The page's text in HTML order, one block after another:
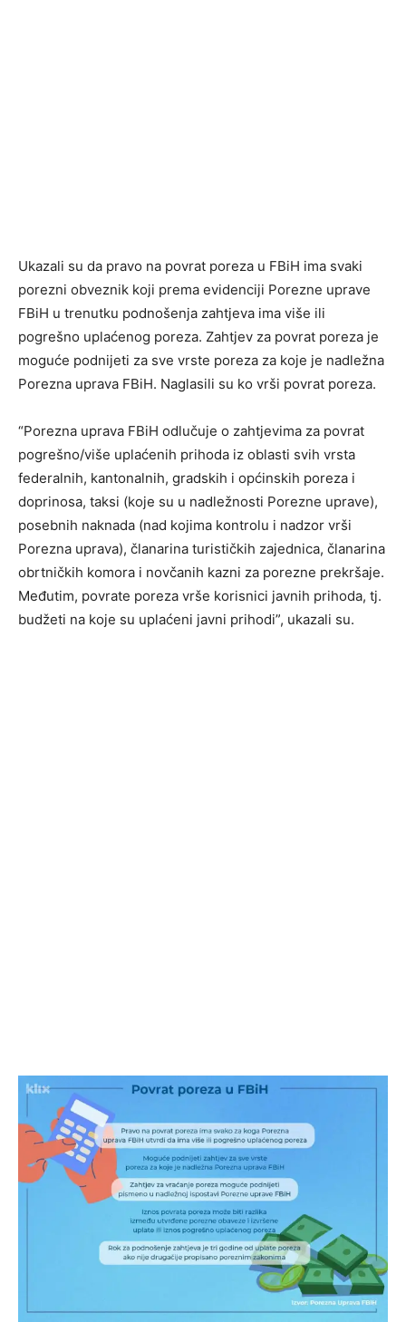
Ukazali su da pravo na povrat poreza u FBiH ima svaki
porezni obveznik koji prema evidenciji Porezne uprave
FBiH u trenutku podnošenja zahtjeva ima više ili
pogrešno uplaćenog poreza. Zahtjev za povrat poreza je
moguće podnijeti za sve vrste poreza za koje je nadležna
Porezna uprava FBiH. Naglasili su ko vrši povrat poreza.
“Porezna uprava FBiH odlučuje o zahtjevima za povrat
pogrešno/više uplaćenih prihoda iz oblasti svih vrsta
federalnih, kantonalnih, gradskih i općinskih poreza i
doprinosa, taksi (koje su u nadležnosti Porezne uprave),
posebnih naknada (nad kojima kontrolu i nadzor vrši
Porezna uprava), članarina turističkih zajednica, članarina
obrtničkih komora i novčanih kazni za porezne prekršaje.
Međutim, povrate poreza vrše korisnici javnih prihoda, tj.
budžeti na koje su uplaćeni javni prihodi”, ukazali su.